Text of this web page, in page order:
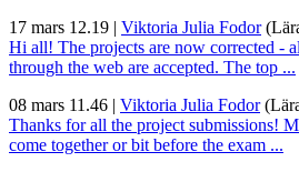
17 mars 12.19 | Viktoria Julia Fodor
Hi all! The projects are now corrected -
through the web are accepted. The top ...
08 mars 11.46 | Viktoria Julia Fodor
Thanks for all the project submissions!
come together or bit before the exam ...